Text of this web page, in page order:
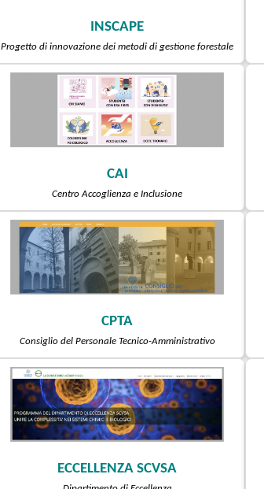
INSCAPE
Progetto di innovazione dei metodi di gestione forestale
CAI
Centro Accoglienza e Inclusione
CPTA
Consiglio del Personale Tecnico-Amministrativo
ECCELLENZA SCVSA